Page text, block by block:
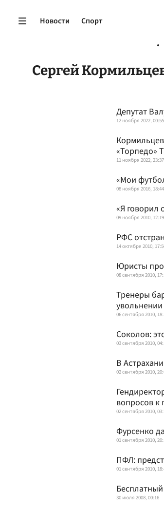
Новости Спорт
Сергей
Депутат
12 ноября 2022, 00:55
«Торпедо»
11 ноября 2022, 23:37
«Мои
08 ноября 2016, 18:44
«Я говорил
09 ноября 2010, 12:19
РФС
14 октября 2010,
Юристы
08 сентября 2010,
Тренеры
увольнении
06 сентября 2010,
Соколов:
03 сентября 2010,
В
02 сентября 2010,
вопросов к
02 сентября 2010,
Фурсенко
01 сентября 2010,
ПФЛ:
01 сентября 2010,
30 июля 2008, 00:16